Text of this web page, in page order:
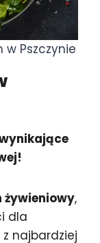
Pszczynie
żywieniowy,
dla
najbardziej